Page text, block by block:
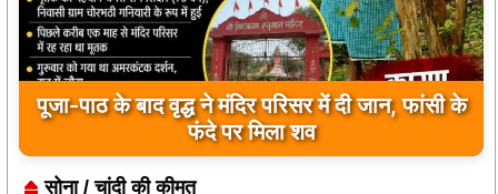
पूजा-पाठ के बाद वृद्ध ने मंदिर परिसर में दी जान, फांसी के
फंदे पर मिला शव
सोना / चांदी की कीमत